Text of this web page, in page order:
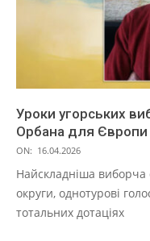
Уроки угорських
Орбана для Європи
ON: 16.04.2026
Найскладніша виборча
округи, однотурові
тотальних дотаціях